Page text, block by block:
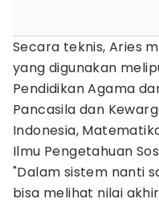
Secara teknis, Aries
yang digunakan
Pendidikan Agama
Pancasila dan
Indonesia,
Ilmu Pengetahuan
"Dalam sistem nanti
bisa melihat nilai